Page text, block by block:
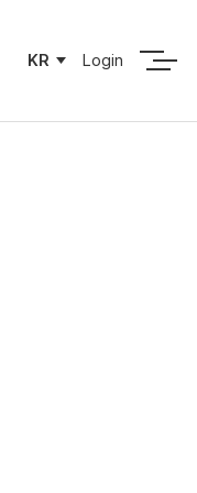
KR Login